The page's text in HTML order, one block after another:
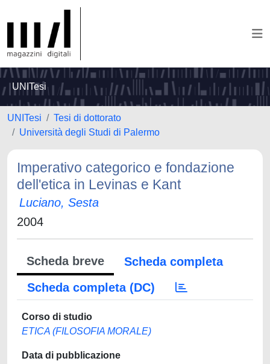
UNITesi
UNITesi
Tesi di dottorato
Università degli Studi di Palermo
Imperativo categorico e fondazione
dell'etica in Levinas e Kant
Luciano, Sesta
2004
Scheda breve
Scheda completa
Scheda completa (DC)
Corso di studio
ETICA (FILOSOFIA MORALE)
Data di pubblicazione